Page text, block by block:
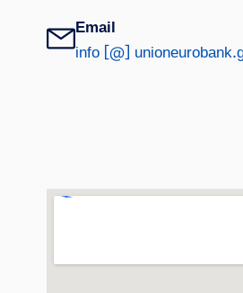
Email
info [@]